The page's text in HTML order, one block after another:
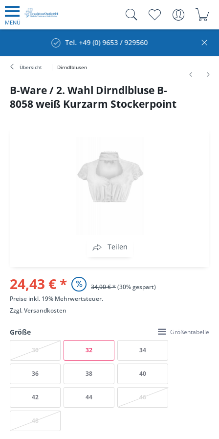
MENÜ
Tel. +49 (0) 9653 / 929560 Kauf auf
Übersicht Dirndlblusen
B-Ware / 2. Wahl Dirndlbluse B-
8058 weiß Kurzarm Stockerpoint
Teilen
24,43 € * 34,90 € *(30% gespart)
Preise inkl. 19% Mehrwertsteuer.
Zzgl.Versandkosten
Größe Größentabelle
30 32 34
36 38 40
42 44 46
48